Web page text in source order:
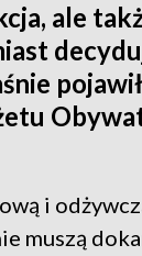
ale
i
muszą